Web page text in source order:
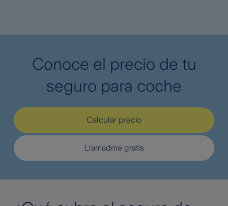
Conoce el precio de tu
seguro para coche
Calcular precio
Llamadme gratis